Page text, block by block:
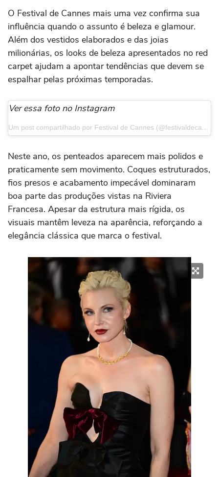
O Festival de Cannes mais uma vez confirma sua
influência quando o assunto é beleza e glamour.
Além dos vestidos elaborados e das joias
milionárias, os looks de beleza apresentados no red
carpet ajudam a apontar tendências que devem se
espalhar pelas próximas temporadas.
Ver essa foto no Instagram
Um post compartilhado por Festival de Cannes (@festivaldecannes)
Neste ano, os penteados aparecem mais polidos e
praticamente sem movimento. Coques estruturados,
fios presos e acabamento impecável dominaram
boa parte das produções vistas na Riviera
Francesa. Apesar da estrutura mais rígida, os
visuais mantêm leveza na aparência, reforçando a
elegância clássica que marca o festival.